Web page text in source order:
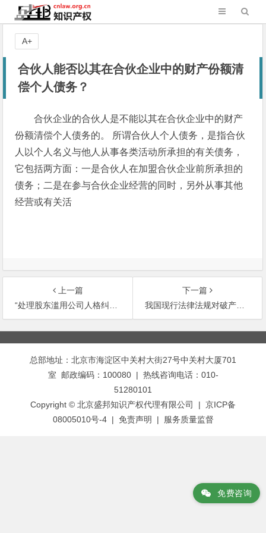
合伙人能否以其在合伙企业中的财产份额清
偿个人债务？
合伙企业的合伙人是不能以其在合伙企业中的财产
份额清偿个人债务的。 所谓合伙人个人债务，是指合伙
人以个人名义与他人从事各类活动所承担的有关债务，
它包括两方面：一是合伙人在加盟合伙企业前所承担的
债务；二是在参与合伙企业经营的同时，另外从事其他
经营或有关活
A+
上一篇
“处理股东滥用公司人格纠纷的相关法律问题”
下一篇
我国现行法律法规对破产财产的具体规定
文
章
总部地址：北京市海淀区中关村大街27号中关村大厦701
室 邮政编码：100080 | 热线咨询电话：010-
51280101
Copyright © 北京盛邦知识产权代理有限公司 | 京ICP备
08005010号-4 | 免责声明 | 服务质量监督
免费咨询